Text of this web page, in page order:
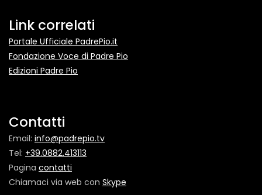
Link correlati
Portale Ufficiale PadrePio.it
Fondazione Voce di Padre Pio
Edizioni Padre Pio
Contatti
Email: info@padrepio.tv
Tel: +39.0882.413113
Pagina contatti
Chiamaci via web con Skype